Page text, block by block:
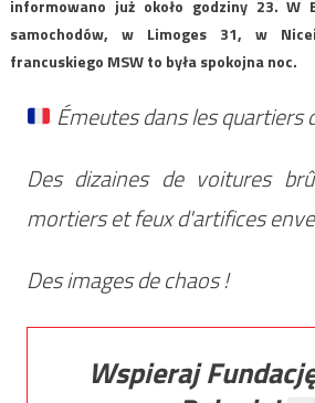
informowano już około godziny 23. W
samochodów, w Limoges 31, w
francuskiego MSW to była spokojna noc.
Émeutes dans les quartiers
Des dizaines de voitures
mortiers et feux d'artifices
Des images de chaos !
Wspieraj